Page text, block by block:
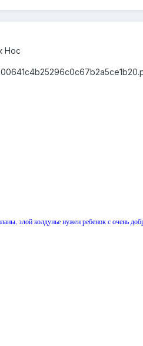
Нос
злой колдунье нужен ребенок с очень